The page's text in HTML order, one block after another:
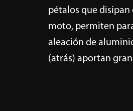
pétalos que disipan
moto, permiten
aleación de
(atrás) aportan